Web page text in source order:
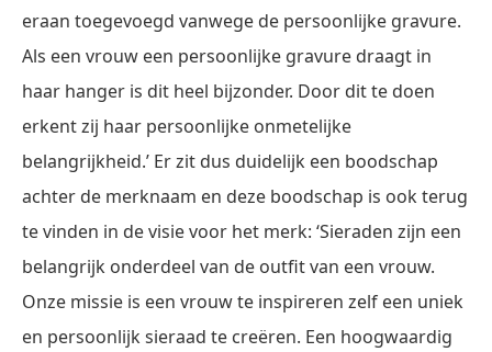
eraan toegevoegd vanwege de persoonlijke gravure.
Als een vrouw een persoonlijke gravure draagt in
haar hanger is dit heel bijzonder. Door dit te doen
erkent zij haar persoonlijke onmetelijke
belangrijkheid.’ Er zit dus duidelijk een boodschap
achter de merknaam en deze boodschap is ook terug
te vinden in de visie voor het merk: ‘Sieraden zijn een
belangrijk onderdeel van de outfit van een vrouw.
Onze missie is een vrouw te inspireren zelf een uniek
en persoonlijk sieraad te creëren. Een hoogwaardig